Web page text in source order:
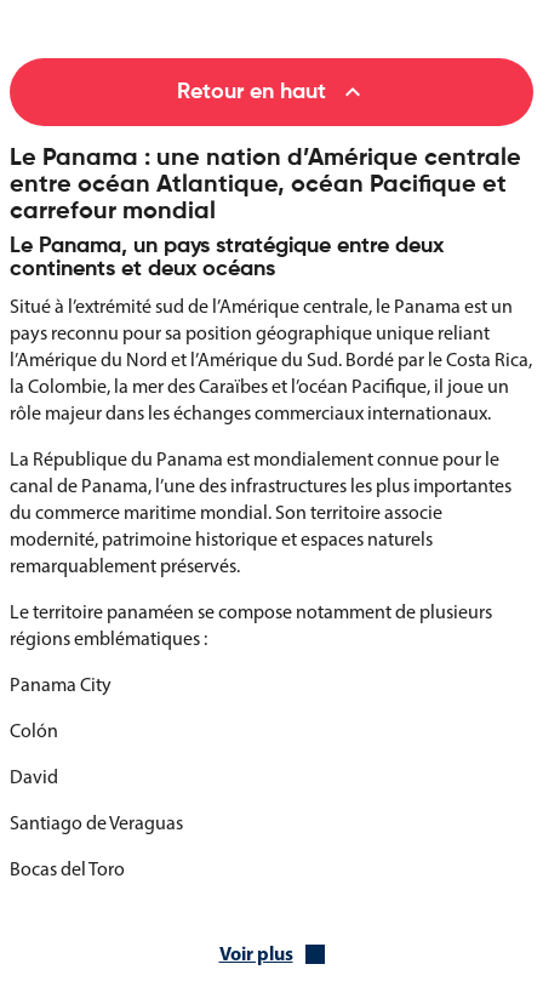
Retour en haut 
Le Panama : une nation d’Amérique centrale
entre océan Atlantique, océan Pacifique et
carrefour mondial
Le Panama, un pays stratégique entre deux
continents et deux océans
Situé à l’extrémité sud de l’Amérique centrale, le Panama est un
pays reconnu pour sa position géographique unique reliant
l’Amérique du Nord et l’Amérique du Sud. Bordé par le Costa Rica,
la Colombie, la mer des Caraïbes et l’océan Pacifique, il joue un
rôle majeur dans les échanges commerciaux internationaux.
La République du Panama est mondialement connue pour le
canal de Panama, l’une des infrastructures les plus importantes
du commerce maritime mondial. Son territoire associe
modernité, patrimoine historique et espaces naturels
remarquablement préservés.
Le territoire panaméen se compose notamment de plusieurs
régions emblématiques :
Panama City
Colón
David
Santiago de Veraguas
Bocas del Toro
L’histoire du Panama est marquée par les civilisations
Voir plus